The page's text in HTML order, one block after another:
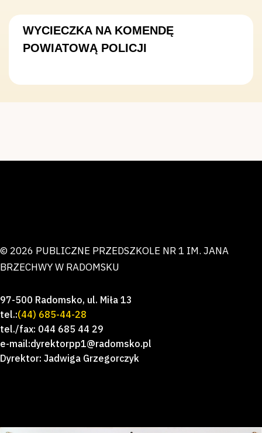
WYCIECZKA NA KOMENDĘ
POWIATOWĄ POLICJI
© 2026 PUBLICZNE PRZEDSZKOLE NR 1 IM. JANA
BRZECHWY W RADOMSKU
97-500 Radomsko, ul. Miła 13
tel.:(44) 685-44-28
tel./fax: 044 685 44 29
e-mail:dyrektorpp1@radomsko.pl
Dyrektor: Jadwiga Grzegorczyk